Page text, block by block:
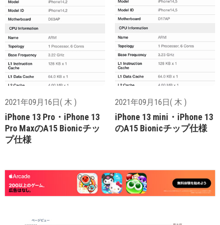
2021年09月16日( 木 )
iPhone 13 Pro・iPhone 13
Pro MaxのA15 Bionicチッ
プ仕様
2021年09月16日( 木 )
iPhone 13 mini・iPhone 13
のA15 Bionicチップ仕様